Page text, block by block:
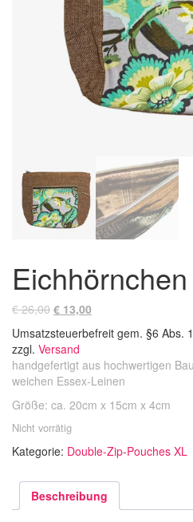
Eichhörnchen
€26,00 Ursprünglicher
war:
€ 26,00
€ 13,00
ist:
Umsatzsteuerbefreit gem. §6 Abs.
zzgl. Versand
handgefertigt aus hochwertigen
weichen Essex-Leinen
Größe: ca. 20cm x 15cm x 4cm
Nicht vorrätig
Kategorie: Double-Zip-Pouches XL
Beschreibung